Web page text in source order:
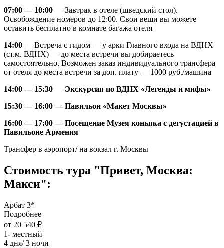
07:00 — 10:00 — Завтрак в отеле (шведский стол).
Освобождение номеров до 12:00. Свои вещи вы можете
оставить бесплатно в комнате багажа отеля
14:00 — Встреча с гидом — у арки Главного входа на ВДНХ
(ст.м. ВДНХ) — до места встречи вы добираетесь
самостоятельно. Возможен заказ индивидуального трансфера
от отеля до места встречи за доп. плату — 1000 руб./машина
14:00 — 15:30 — Экскурсия по ВДНХ «Легенды и мифы»
15:30 — 16:00 —Павильон «Макет Москвы»
16:00 — 17:00 —Посещение Музея коньяка с дегустацией в
Павильоне Армения
Трансфер в аэропорт/ на вокзал г. Москвы
Стоимость тура "Привет, Москва:
Макси":
Арбат 3*
Подробнее
от 20 540 ₽
1- местный
4 дня/ 3 ночи